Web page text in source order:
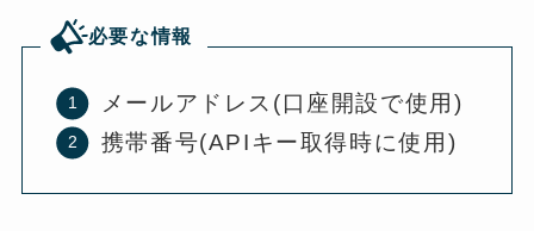
必要な情報
メールアドレス(口座開設で使用)
携帯番号(APIキー取得時に使用)